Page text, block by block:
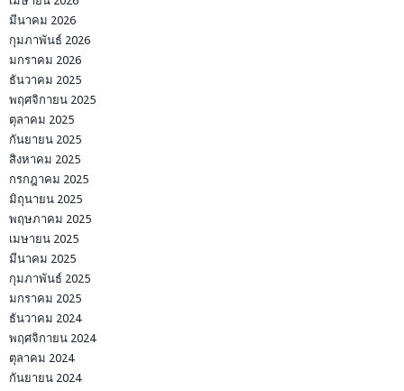
มีนาคม 2026
กุมภาพันธ์ 2026
มกราคม 2026
ธันวาคม 2025
พฤศจิกายน 2025
ตุลาคม 2025
กันยายน 2025
สิงหาคม 2025
กรกฎาคม 2025
มิถุนายน 2025
พฤษภาคม 2025
เมษายน 2025
มีนาคม 2025
กุมภาพันธ์ 2025
มกราคม 2025
ธันวาคม 2024
พฤศจิกายน 2024
ตุลาคม 2024
กันยายน 2024